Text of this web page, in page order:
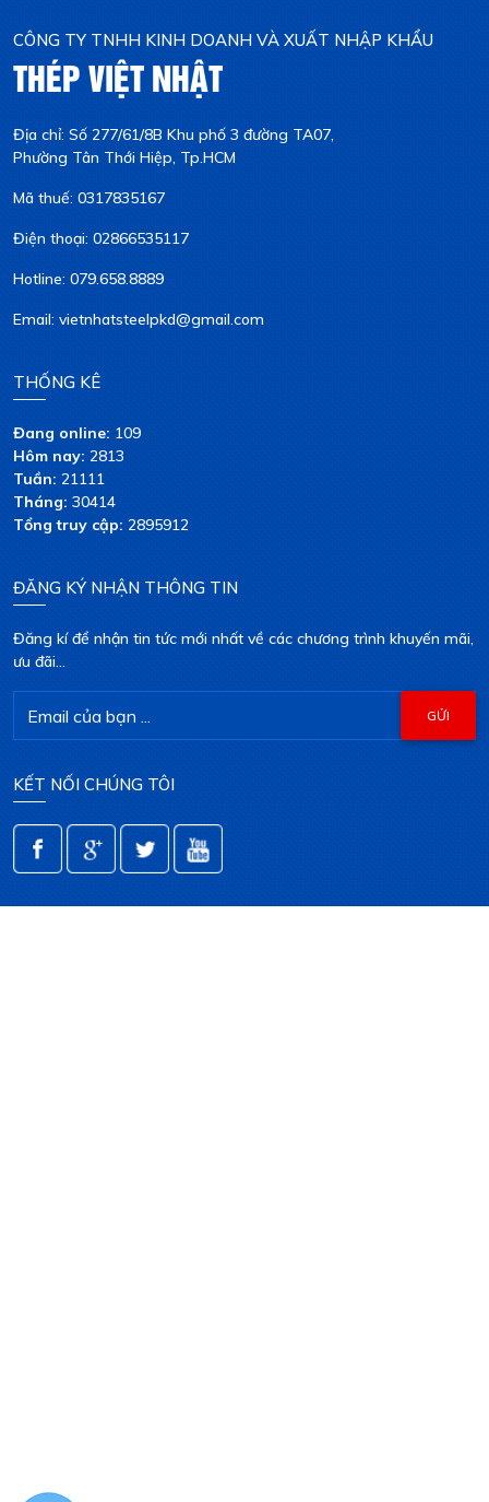
CÔNG TY TNHH KINH DOANH VÀ XUẤT NHẬP KHẨU
THÉP VIỆT NHẬT
Địa chỉ: Số 277/61/8B Khu phố 3 đường TA07,
Phường Tân Thới Hiệp, Tp.HCM
Mã thuế: 0317835167
Điện thoại: 02866535117
Hotline: 079.658.8889
Email: vietnhatsteelpkd@gmail.com
THỐNG KÊ
Đang online:109
Hôm nay:2813
Tuần:21111
Tháng:30414
Tổng truy cập:2895912
ĐĂNG KÝ NHẬN THÔNG TIN
Đăng kí để nhận tin tức mới nhất về các chương trình khuyến mãi,
ưu đãi...
KẾT NỐI CHÚNG TÔI